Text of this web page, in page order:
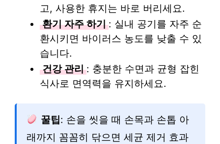
고, 사용한 휴지는 바로 버리세요.
환기 자주 하기 : 실내 공기를 자주 순
환시키면 바이러스 농도를 낮출 수 있
습니다.
건강 관리 : 충분한 수면과 균형 잡힌
식사로 면역력을 유지하세요.
꿀팁: 손을 씻을 때 손목과 손톱 아
래까지 꼼꼼히 닦으면 세균 제거 효과